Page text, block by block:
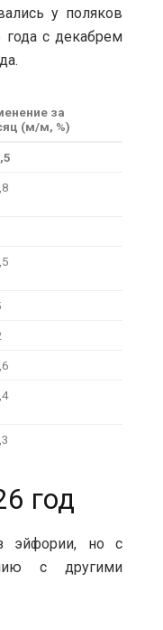
у поляков
с декабрем
за
(м/м, %)
год
эйфории, но с
с другими